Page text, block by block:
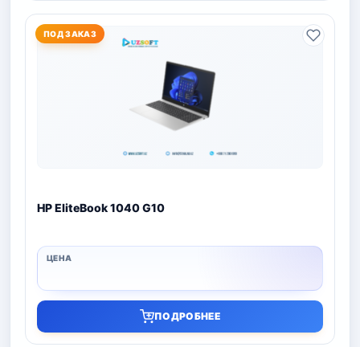
ПОД ЗАКАЗ
HP EliteBook 1040 G10
ПОДРОБНЕЕ